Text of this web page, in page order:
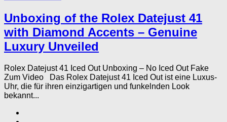
Unboxing of the Rolex Datejust 41
with Diamond Accents – Genuine
Luxury Unveiled
Rolex Datejust 41 Iced Out Unboxing – No Iced Out Fake
Zum Video Das Rolex Datejust 41 Iced Out ist eine Luxus-
Uhr, die für ihren einzigartigen und funkelnden Look
bekannt...